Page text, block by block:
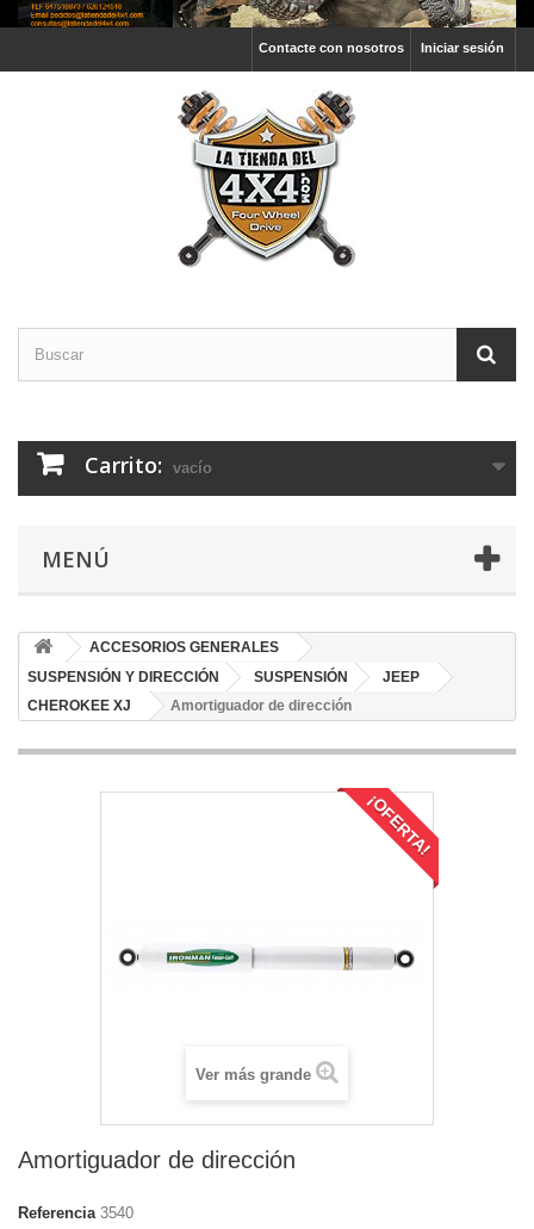
Iniciar sesión
Contacte con nosotros
Carrito: vacío
MENÚ
ACCESORIOS GENERALES
SUSPENSIÓN Y DIRECCIÓN
SUSPENSIÓN
JEEP
CHEROKEE XJ
Amortiguador de dirección
¡OFERTA!
Ver más grande
Amortiguador de dirección
Referencia 3540